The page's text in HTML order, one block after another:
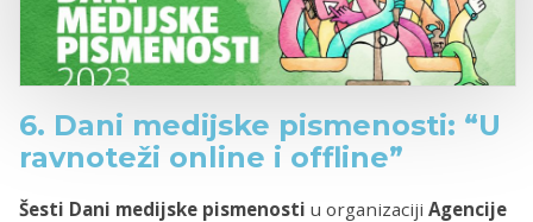
6. Dani medijske pismenosti: “U
ravnoteži online i offline”
Šesti Dani medijske pismenosti u organizaciji Agencije